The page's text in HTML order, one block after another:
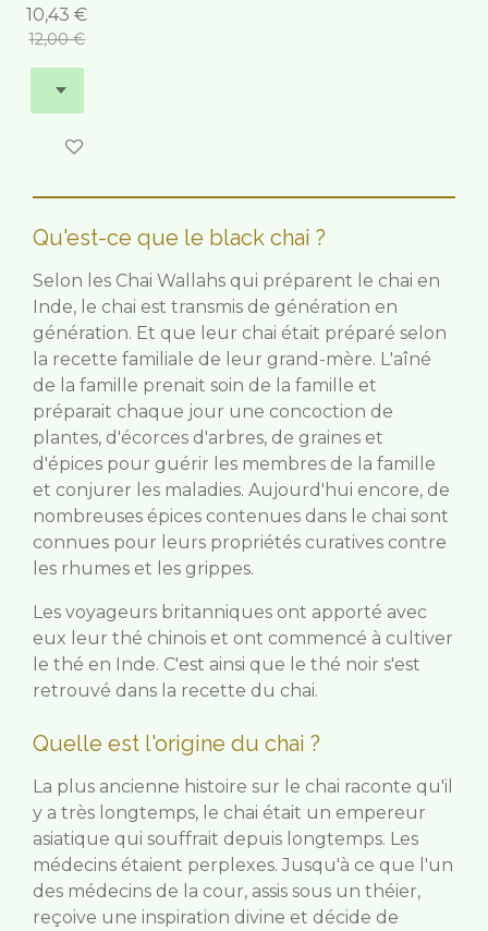
10,43 €
12,00 €
M'avertir si disponible
Qu'est-ce que le black chai ?
Selon les Chai Wallahs qui préparent le chai en
Inde, le chai est transmis de génération en
génération. Et que leur chai était préparé selon
la recette familiale de leur grand-mère. L'aîné
de la famille prenait soin de la famille et
préparait chaque jour une concoction de
plantes, d'écorces d'arbres, de graines et
d'épices pour guérir les membres de la famille
et conjurer les maladies. Aujourd'hui encore, de
nombreuses épices contenues dans le chai sont
connues pour leurs propriétés curatives contre
les rhumes et les grippes.
Les voyageurs britanniques ont apporté avec
eux leur thé chinois et ont commencé à cultiver
le thé en Inde. C'est ainsi que le thé noir s'est
retrouvé dans la recette du chai.
Quelle est l'origine du chai ?
La plus ancienne histoire sur le chai raconte qu'il
y a très longtemps, le chai était un empereur
asiatique qui souffrait depuis longtemps. Les
médecins étaient perplexes. Jusqu'à ce que l'un
des médecins de la cour, assis sous un théier,
reçoive une inspiration divine et décide de